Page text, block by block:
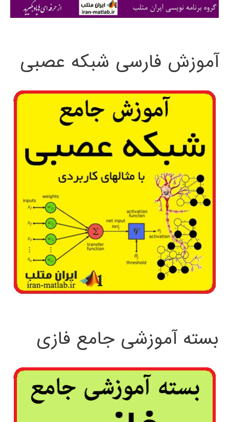
ی
آموزش فارسی شبکه عصبی
بسته آموزشی جامع فازی